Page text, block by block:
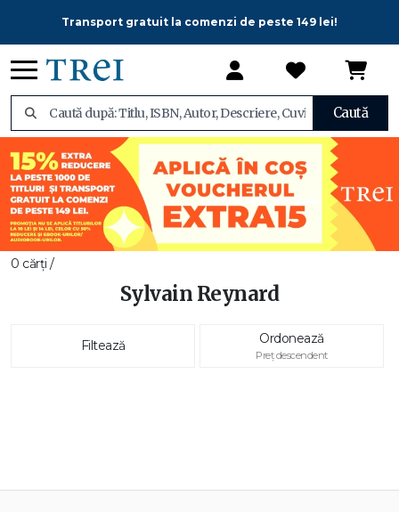
Transport gratuit la comenzi de peste 149 lei!
Caută
0 cărți /
Sylvain Reynard
Filtează Ordonează
Preț descendent